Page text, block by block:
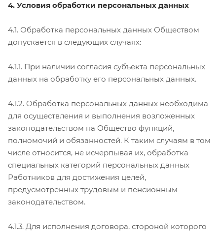
4. Условия обработки персональных данных
4.1. Обработка персональных данных Обществом
допускается в следующих случаях:
4.1.1. При наличии согласия субъекта персональных
данных на обработку его персональных данных.
4.1.2. Обработка персональных данных необходима
для осуществления и выполнения возложенных
законодательством на Общество функций,
полномочий и обязанностей. К таким случаям в том
числе относится, не исчерпывая их, обработка
специальных категорий персональных данных
Работников для достижения целей,
предусмотренных трудовым и пенсионным
законодательством.
4.1.3. Для исполнения договора, стороной которого